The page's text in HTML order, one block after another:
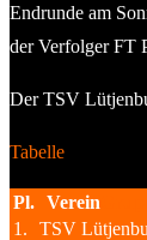
Endrunde am
der Verfolger FT
Der TSV
Tabelle
Pl. Verein
1.
TSV